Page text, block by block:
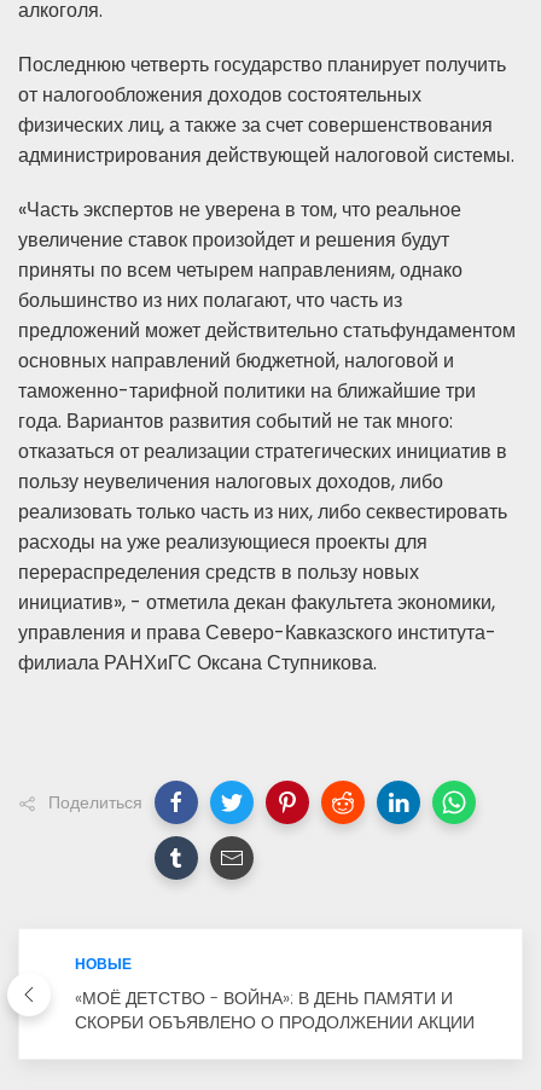
алкоголя.
Последнюю четверть государство планирует получить
от налогообложения доходов состоятельных
физических лиц, а также за счет совершенствования
администрирования действующей налоговой системы.
«Часть экспертов не уверена в том, что реальное
увеличение ставок произойдет и решения будут
приняты по всем четырем направлениям, однако
большинство из них полагают, что часть из
предложений может действительно статьфундаментом
основных направлений бюджетной, налоговой и
таможенно-тарифной политики на ближайшие три
года. Вариантов развития событий не так много:
отказаться от реализации стратегических инициатив в
пользу неувеличения налоговых доходов, либо
реализовать только часть из них, либо секвестировать
расходы на уже реализующиеся проекты для
перераспределения средств в пользу новых
инициатив», - отметила декан факультета экономики,
управления и права Северо-Кавказского института-
филиала РАНХиГС Оксана Ступникова.
Поделиться
НОВЫЕ
«МОЁ ДЕТСТВО - ВОЙНА»: В ДЕНЬ ПАМЯТИ И
СКОРБИ ОБЪЯВЛЕНО О ПРОДОЛЖЕНИИ АКЦИИ